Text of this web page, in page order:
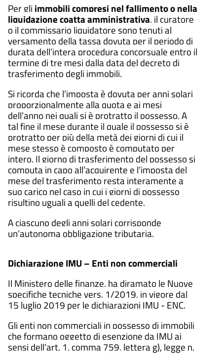
Per gli immobili compresi nel fallimento o nella
liquidazione coatta amministrativa, il curatore
o il commissario liquidatore sono tenuti al
versamento della tassa dovuta per il periodo di
durata dell’intera procedura concorsuale entro il
termine di tre mesi dalla data del decreto di
trasferimento degli immobili.
Si ricorda che l’imposta è dovuta per anni solari
proporzionalmente alla quota e ai mesi
dell’anno nei quali si è protratto il possesso. A
tal fine il mese durante il quale il possesso si è
protratto per più della metà dei giorni di cui il
mese stesso è composto è computato per
intero. Il giorno di trasferimento del possesso si
computa in capo all’acquirente e l’imposta del
mese del trasferimento resta interamente a
suo carico nel caso in cui i giorni di possesso
risultino uguali a quelli del cedente.
A ciascuno degli anni solari corrisponde
un’autonoma obbligazione tributaria.
Dichiarazione IMU – Enti non commerciali
Il Ministero delle finanze, ha diramato le Nuove
specifiche tecniche vers. 1/2019, in vigore dal
15 luglio 2019 per le dichiarazioni IMU - ENC.
Gli enti non commerciali in possesso di immobili
che formano oggetto di esenzione da IMU ai
sensi dell’art. 1, comma 759, lettera g), legge n.